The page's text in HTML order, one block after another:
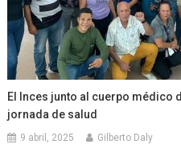
El Inces junto al cuerpo médico
jornada de salud
9 abril, 2025 Gilberto Daly